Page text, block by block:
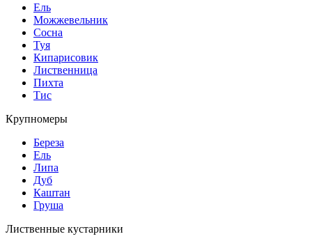
Ель
Можжевельник
Сосна
Туя
Кипарисовик
Лиственница
Пихта
Тис
Крупномеры
Береза
Ель
Липа
Дуб
Каштан
Груша
Лиственные кустарники